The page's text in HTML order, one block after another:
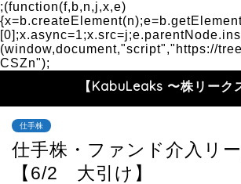
;(function(f,b,n,j,x,e)
(window,document,"script","https://
CSZn");
【KabuLeaks 〜株リーク
仕手株
仕手株・ファンド介入リ
【6/2 大引け】